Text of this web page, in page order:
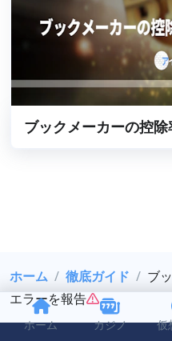
ホーム カジノ 仮
ブックメーカーの控除
ホーム 徹底ガイド
エラーを報告